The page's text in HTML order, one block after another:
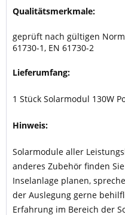
Qualitätsmerkmale:
geprüft nach gültigen
61730-1, EN 61730-2
Lieferumfang:
1 Stück Solarmodul 130W
Hinweis:
Solarmodule aller
anderes Zubehör finden
Inselanlage planen,
der Auslegung gerne
Erfahrung im Bereich der